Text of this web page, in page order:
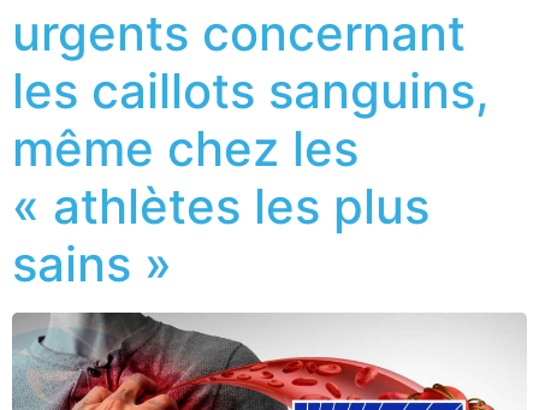
urgents concernant
les caillots sanguins,
même chez les
« athlètes les plus
sains »